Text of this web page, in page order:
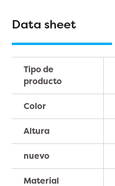
Data sheet
Tipo de
producto
Color
Altura
nuevo
Material